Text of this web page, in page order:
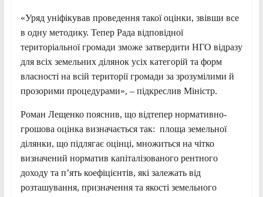
«Уряд уніфікував проведення такої оцінки, звівши все
в одну методику. Тепер Рада відповідної
територіальної громади зможе затвердити НГО відразу
для всіх земельних ділянок усіх категорій та форм
власності на всій території громади за зрозумілими й
прозорими процедурами», – підкреслив Міністр.
Роман Лещенко пояснив, що відтепер нормативно-
грошова оцінка визначається так: площа земельної
ділянки, що підлягає оцінці, множиться на чітко
визначений норматив капіталізованого рентного
доходу та п’ять коефіцієнтів, які залежать від
розташування, призначення та якості земельного